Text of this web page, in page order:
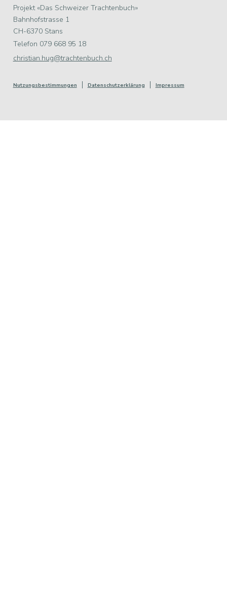
Projekt «Das Schweizer Trachtenbuch»
Bahnhofstrasse 1
CH-6370 Stans
Telefon 079 668 95 18
christian.hug@trachtenbuch.ch
Nutzungsbestimmungen Datenschutzerklärung Impressum